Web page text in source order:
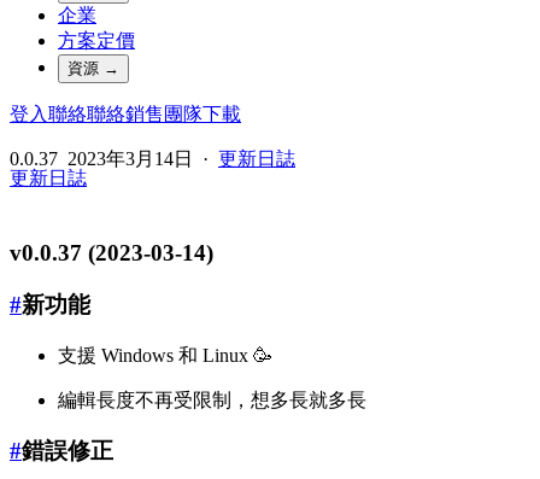
企業
方案定價
資源 →
登入聯絡聯絡銷售團隊下載
0.0.37 2023年3月14日 · 更新日誌
更新日誌
v0.0.37 (2023-03-14)
#新功能
支援 Windows 和 Linux 🥳
編輯長度不再受限制，想多長就多長
#錯誤修正